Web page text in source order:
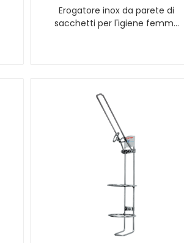
Erogatore inox da parete di
sacchetti per l'igiene femm…